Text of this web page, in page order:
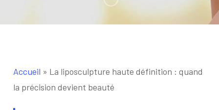
Accueil » La liposculpture haute définition : quand
la précision devient beauté